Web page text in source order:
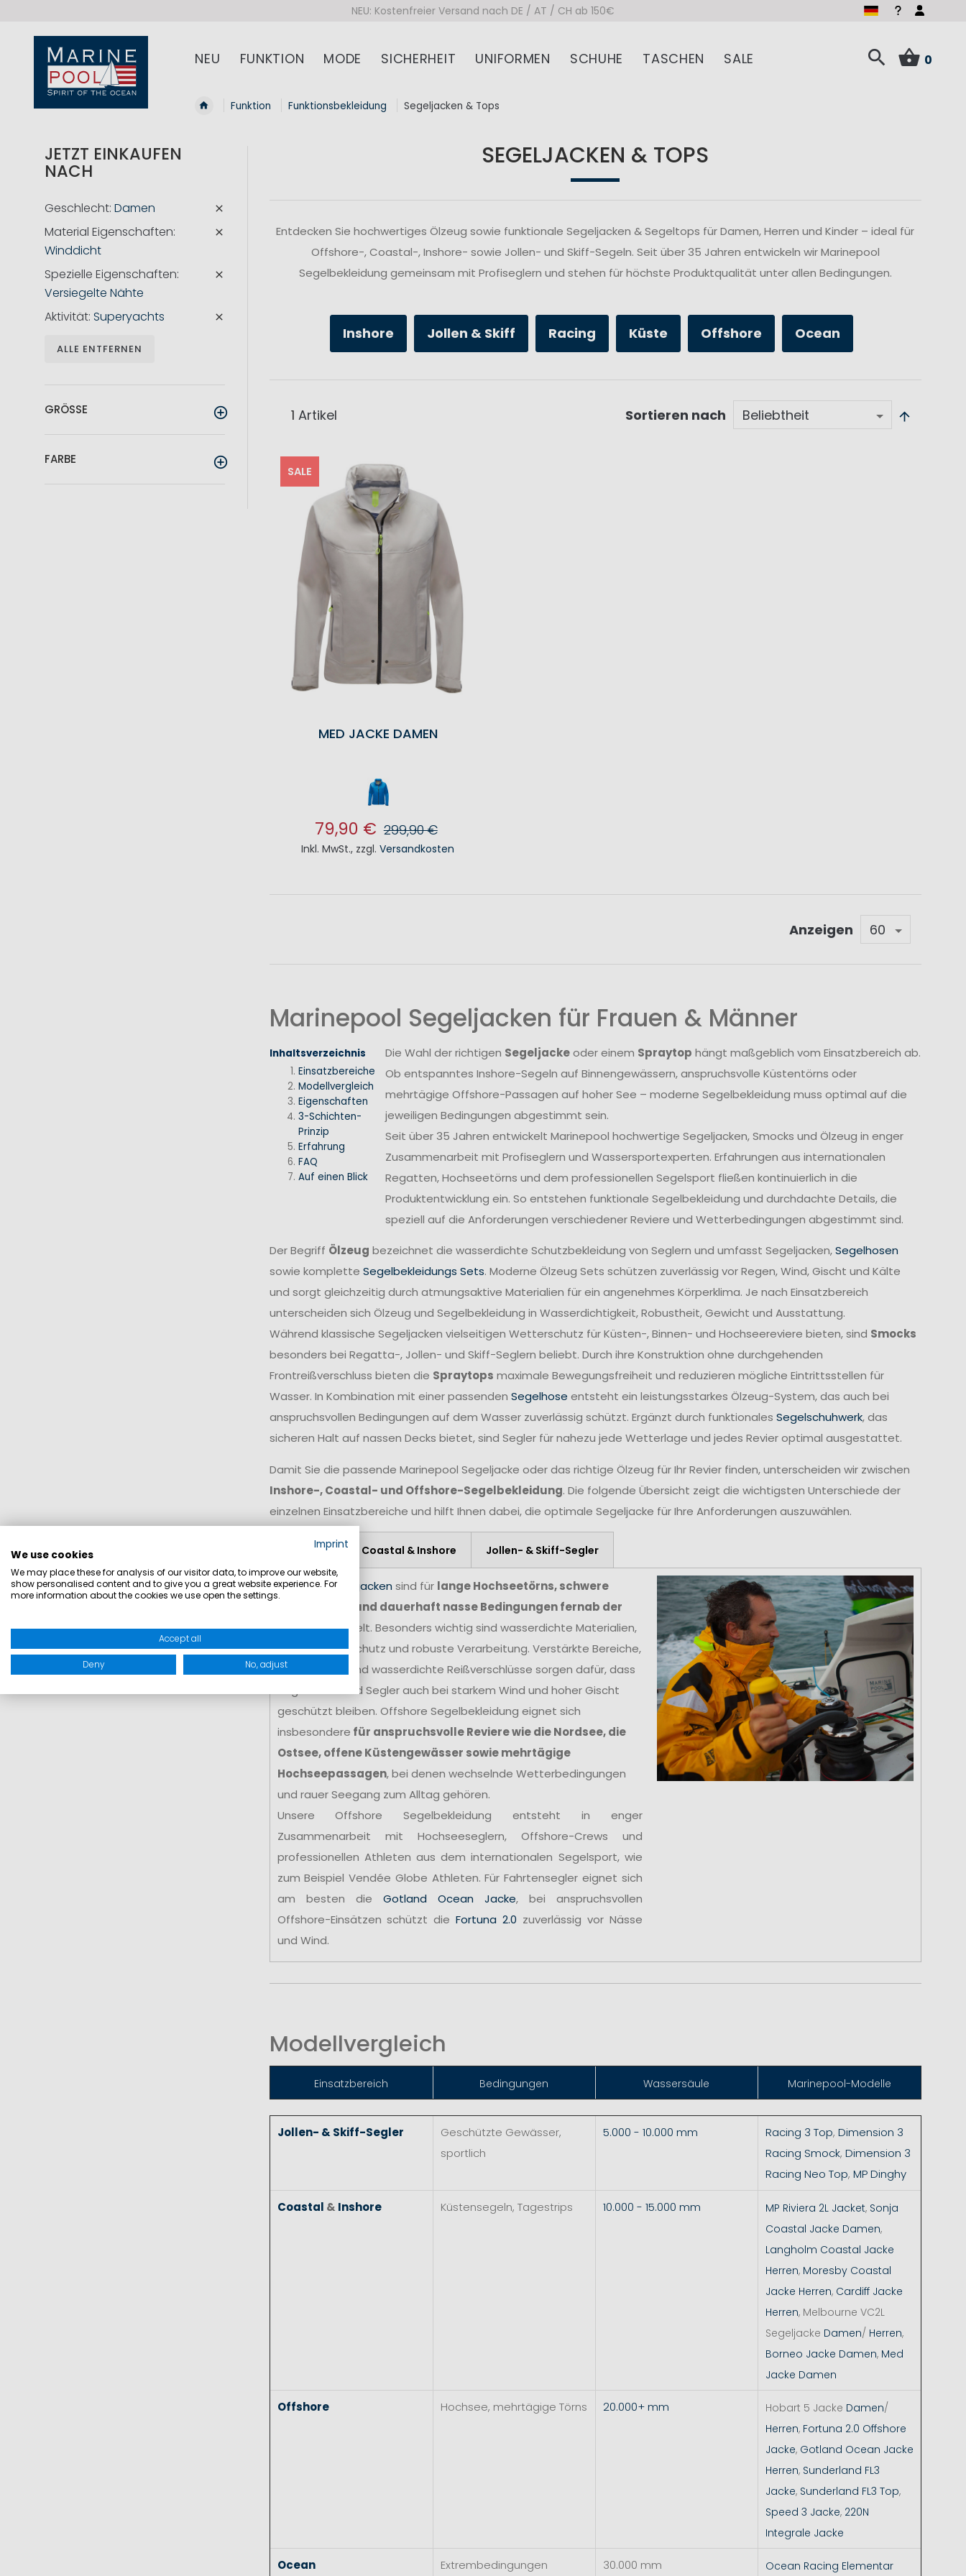
NEU: Kostenfreier Versand nach DE / AT / CH ab 150€
NEU FUNKTION MODE SICHERHEIT UNIFORMEN SCHUHE TASCHEN SALE 0
Funktion Funktionsbekleidung Segeljacken & Tops
SEGELJACKEN & TOPS
Entdecken Sie hochwertiges Ölzeug sowie funktionale Segeljacken & Segeltops für Damen, Herren und Kinder – ideal für
Offshore-, Coastal-, Inshore- sowie Jollen- und Skiff-Segeln. Seit über 35 Jahren entwickeln wir Marinepool
Segelbekleidung gemeinsam mit Profiseglern und stehen für höchste Produktqualität unter allen Bedingungen.
Inshore Jollen & Skiff Racing Küste Offshore Ocean
1 Artikel Sortieren nach
SALE
MED JACKE DAMEN
79,90 € 299,90 €
Inkl. MwSt., zzgl.Versandkosten
Anzeigen
Marinepool Segeljacken für Frauen & Männer
Inhaltsverzeichnis
Einsatzbereiche
Modellvergleich
Eigenschaften
3-Schichten-
Prinzip
Erfahrung
FAQ
Auf einen Blick
Die Wahl der richtigen Segeljackeoder einem Spraytop hängt maßgeblich vom Einsatzbereich ab.
Ob entspanntes Inshore-Segeln auf Binnengewässern, anspruchsvolle Küstentörns oder
mehrtägige Offshore-Passagen auf hoher See – moderne Segelbekleidung muss optimal auf die
jeweiligen Bedingungen abgestimmt sein.
Seit über 35 Jahren entwickelt Marinepool hochwertige Segeljacken, Smocks und Ölzeug in enger
Zusammenarbeit mit Profiseglern und Wassersportexperten. Erfahrungen aus internationalen
Regatten, Hochseetörns und dem professionellen Segelsport fließen kontinuierlich in die
Produktentwicklung ein. So entstehen funktionale Segelbekleidung und durchdachte Details, die
speziell auf die Anforderungen verschiedener Reviere und Wetterbedingungen abgestimmt sind.
Der Begriff Ölzeug bezeichnet die wasserdichte Schutzbekleidung von Seglern und umfasst Segeljacken,Segelhosen
sowie komplette Segelbekleidungs Sets. Moderne Ölzeug Sets schützen zuverlässig vor Regen, Wind, Gischt und Kälte
und sorgt gleichzeitig durch atmungsaktive Materialien für ein angenehmes Körperklima. Je nach Einsatzbereich
unterscheiden sich Ölzeug und Segelbekleidung in Wasserdichtigkeit, Robustheit, Gewicht und Ausstattung.
Während klassische Segeljacken vielseitigen Wetterschutz für Küsten-, Binnen- und Hochseereviere bieten, sind Smocks
besonders bei Regatta-, Jollen- und Skiff-Seglern beliebt. Durch ihre Konstruktion ohne durchgehenden
Frontreißverschluss bieten die Spraytops maximale Bewegungsfreiheit und reduzieren mögliche Eintrittsstellen für
Wasser. In Kombination mit einer passenden Segelhose entsteht ein leistungsstarkes Ölzeug-System, das auch bei
anspruchsvollen Bedingungen auf dem Wasser zuverlässig schützt. Ergänzt durch funktionales Segelschuhwerk, das
sicheren Halt auf nassen Decks bietet, sind Segler für nahezu jede Wetterlage und jedes Revier optimal ausgestattet.
Damit Sie die passende Marinepool Segeljacke oder das richtige Ölzeug für Ihr Revier finden, unterscheiden wir zwischen
Inshore-, Coastal- und Offshore-Segelbekleidung. Die folgende Übersicht zeigt die wichtigsten Unterschiede der
einzelnen Einsatzbereiche und hilft Ihnen dabei, die optimale Segeljacke für Ihre Anforderungen auszuwählen.
Offshore Coastal & Inshore Jollen- & Skiff-Segler
Offshore Segeljacken sind für lange Hochseetörns, schwere
Wetterlagen und dauerhaft nasse Bedingungen fernab der
Küsteentwickelt. Besonders wichtig sind wasserdichte Materialien,
hoher Wetterschutz und robuste Verarbeitung. Verstärkte Bereiche,
hohe Kragen und wasserdichte Reißverschlüsse sorgen dafür, dass
Seglerinnen und Segler auch bei starkem Wind und hoher Gischt
geschützt bleiben. Offshore Segelbekleidung eignet sich
insbesondere für anspruchsvolle Reviere wie die Nordsee, die
Ostsee, offene Küstengewässer sowie mehrtägige
Hochseepassagen, bei denen wechselnde Wetterbedingungen
und rauer Seegang zum Alltag gehören.
Unsere Offshore Segelbekleidung entsteht in enger
Zusammenarbeit mit Hochseeseglern, Offshore-Crews und
professionellen Athleten aus dem internationalen Segelsport, wie
zum Beispiel Vendée Globe Athleten. Für Fahrtensegler eignet sich
am besten die Gotland Ocean Jacke, bei anspruchsvollen
Offshore-Einsätzen schützt dieFortuna 2.0 zuverlässig vor Nässe
und Wind.
Modellvergleich
Einsatzbereich Bedingungen Wassersäule Marinepool-Modelle
Jollen- & Skiff-Segler
Geschützte Gewässer,
sportlich
5.000 - 10.000 mm Racing 3 Top, Dimension 3
Racing Smock, Dimension 3
Racing Neo Top, MP Dinghy
Coastal & Inshore Küstensegeln, Tagestrips 10.000 - 15.000 mm MP Riviera 2L Jacket, Sonja
Coastal Jacke Damen,
Langholm Coastal Jacke
Herren, Moresby Coastal
Jacke Herren, Cardiff Jacke
Herren, Melbourne VC2L
Segeljacke Damen/ Herren,
Borneo Jacke Damen, Med
Jacke Damen
Offshore Hochsee, mehrtägige Törns 20.000+ mm Hobart 5 Jacke Damen/
Herren, Fortuna 2.0 Offshore
Jacke, Gotland Ocean Jacke
Herren, Sunderland FL3
Jacke, Sunderland FL3 Top,
Speed 3 Jacke, 220N
Integrale Jacke
Ocean Extrembedingungen 30.000 mm Ocean Racing Elementar
JETZT EINKAUFEN
NACH
Geschlecht Damen
Material Eigenschaften
Winddicht
Spezielle Eigenschaften
Versiegelte Nähte
Aktivität Superyachts
ALLE ENTFERNEN
GRÖSSE
FARBE
Imprint
We use cookies
We may place these for analysis of our visitor data, to improve our website,
show personalised content and to give you a great website experience. For
more information about the cookies we use open the settings.
Accept all
Deny No, adjust